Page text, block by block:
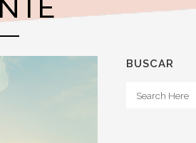
BUSCAR